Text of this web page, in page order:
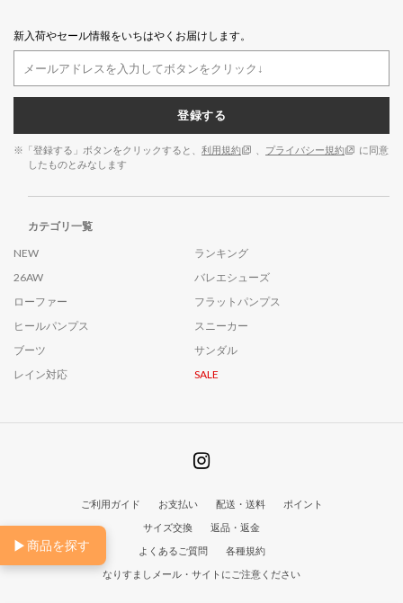
▶商品を探す
新入荷やセール情報をいちはやくお届けします。
登録する
※「登録する」ボタンをクリックすると、 利用規約 プライバシー規約
に同意
したものとみなします
カテゴリ一覧
NEW
ランキング
26AW
バレエシューズ
ローファー
フラットパンプス
ヒールパンプス
スニーカー
ブーツ
サンダル
レイン対応
SALE
ご利用ガイド お支払い 配送・送料
ポイント
サイズ交換
返品・返金
よくあるご質問
各種規約
なりすましメール・サイトにご注意ください